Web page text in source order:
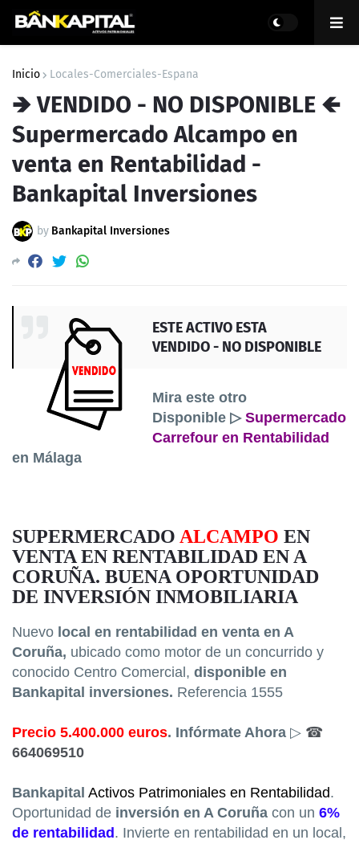
Inicio Locales-Comerciales-Espana
🡺 VENDIDO - NO DISPONIBLE 🡸
Supermercado Alcampo en
venta en Rentabilidad -
Bankapital Inversiones
by Bankapital Inversiones
ESTE ACTIVO ESTA
VENDIDO - NO DISPONIBLE
Mira este otro
Disponible ▷ Supermercado
Carrefour en Rentabilidad
en Málaga
SUPERMERCADO ALCAMPO EN
VENTA EN RENTABILIDAD EN A
CORUÑA. BUENA OPORTUNIDAD
DE INVERSIÓN INMOBILIARIA
Nuevo local en rentabilidad en venta en A
Coruña, ubicado como motor de un concurrido y
conocido Centro Comercial, disponible en
Bankapital inversiones. Referencia 1555
Precio 5.400.000 euros. Infórmate Ahora ▷ ☎
664069510
Bankapital Activos Patrimoniales en Rentabilidad.
Oportunidad de inversión en A Coruña con un 6%
de rentabilidad . Invierte en rentabilidad en un local,